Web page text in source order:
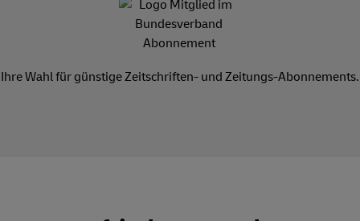
Ihre Wahl für günstige Zeitschriften- und Zeitungs-Abonnements.